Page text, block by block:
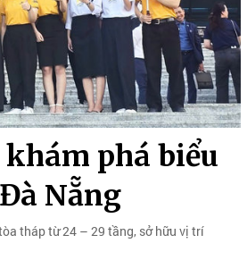
phá biểu
Nẵng
tháp từ 24 – 29 tầng, sở hữu vị trí